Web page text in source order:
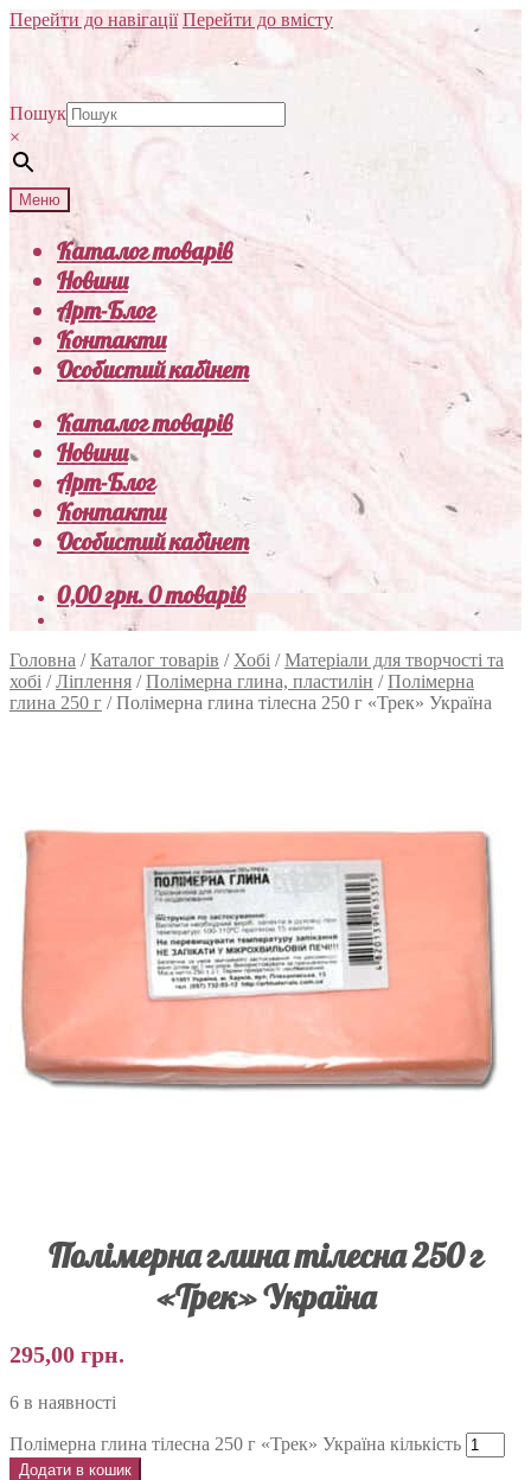
Перейти до навігації Перейти до вмісту
Пошук
×
Меню
Каталог товарів
Новини
Арт-Блог
Контакти
Особистий кабінет
Каталог товарів
Новини
Арт-Блог
Контакти
Особистий кабінет
0,00грн.0 товарів
Головна /Каталог товарів / Хобі /Матеріали для творчості та
хобі /Ліплення /Полімерна глина, пластилін /Полімерна
глина 250 г /Полімерна глина тілесна 250 г «Трек» Україна
Полімерна глина тілесна 250 г
«Трек» Україна
295,00 грн.
6 в наявності
Полімерна глина тілесна 250 г «Трек» Україна кількість
Додати в кошик